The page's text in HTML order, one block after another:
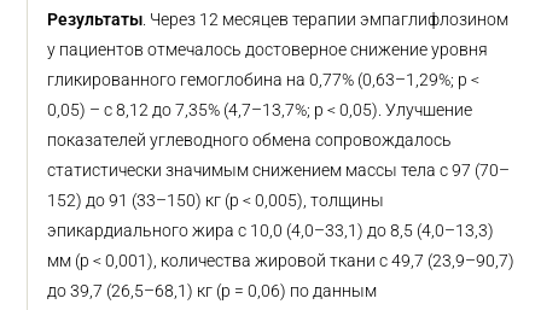
Результаты . Через 12 месяцев терапии эмпаглифлозином
у пациентов отмечалось достоверное снижение уровня
гликированного гемоглобина на 0,77% (0,63–1,29%; р <
0,05) – с 8,12 до 7,35% (4,7–13,7%; p < 0,05). Улучшение
показателей углеводного обмена сопровождалось
статистически значимым снижением массы тела с 97 (70–
152) до 91 (33–150) кг (p < 0,005), толщины
эпикардиального жира с 10,0 (4,0–33,1) до 8,5 (4,0–13,3)
мм (p < 0,001), количества жировой ткани с 49,7 (23,9–90,7)
до 39,7 (26,5–68,1) кг (р = 0,06) по данным